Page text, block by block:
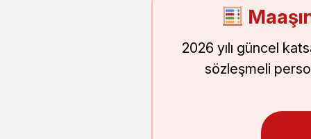
2026 yılı güncel
sözleşmeli